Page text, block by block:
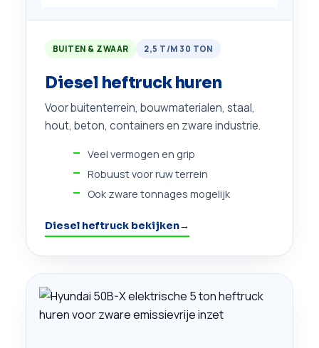
BUITEN & ZWAAR 2,5 T/M 30 TON
Diesel heftruck huren
Voor buitenterrein, bouwmaterialen, staal,
hout, beton, containers en zware industrie.
Veel vermogen en grip
Robuust voor ruw terrein
Ook zware tonnages mogelijk
Diesel heftruck bekijken→